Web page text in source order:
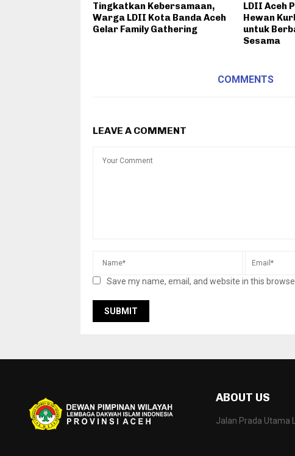
Tingkatkan Kebersamaan,
Warga LDII Kota Banda Aceh
Gelar Family Gathering
LDII Aceh
Hewan
untuk
Sesama
COMMENTS
LEAVE A COMMENT
Save my name, email, and website in this
ABOUT US
Jalan Prada Utama